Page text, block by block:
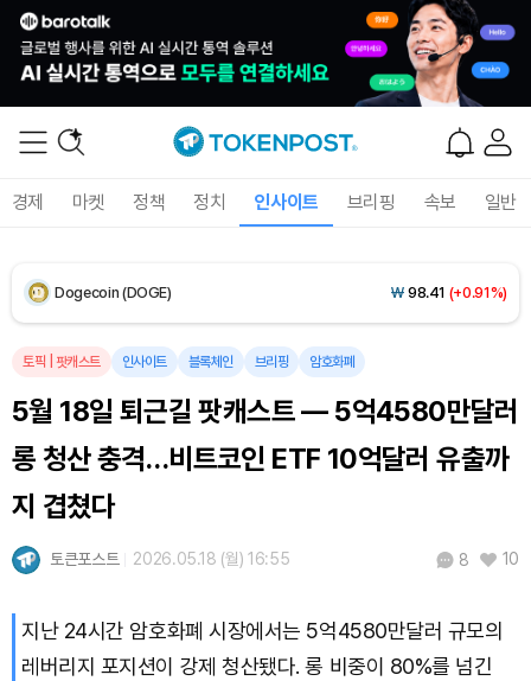
경제 마켓 정책 정치 인사이트 브리핑 속보 일반
XRP (XRP) ₩1,451(-0.59%)
Dogecoin (DOGE) ₩ 98.41 (+0.91%)
Bitcoin (BTC) ₩
토픽 팟캐스트 인사이트 블록체인 브리핑 암호화폐
5월 18일 퇴근길 팟캐스트 — 5억4580만달러
롱 청산 충격…비트코인 ETF 10억달러 유출까
지 겹쳤다
토큰포스트 2026.05.18 (월) 16:55 8 10
지난 24시간 암호화폐 시장에서는 5억4580만달러 규모의
레버리지 포지션이 강제 청산됐다. 롱 비중이 80%를 넘긴